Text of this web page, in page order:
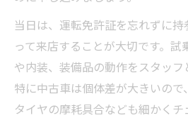
当日は、運転免許証を忘れずに
って来店することが大切です。
や内装、装備品の動作をスタッフ
特に中古車は個体差が大きいので
タイヤの摩耗具合なども細かくチ